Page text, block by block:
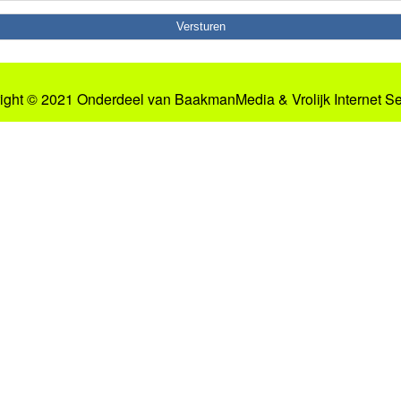
© 2021 Onderdeel van BaakmanMedia& Vrolijk Internet